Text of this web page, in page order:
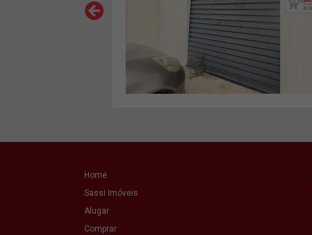
Home
Sassi Imóveis
Alugar
Comprar